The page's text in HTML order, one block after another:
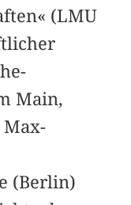
(LMU
Main,
Max-
(Berlin)